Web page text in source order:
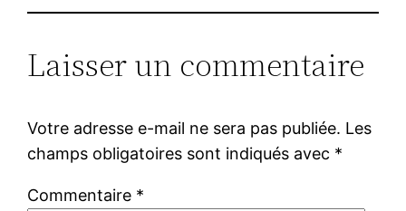
Laisser un commentaire
Votre adresse e-mail ne sera pas publiée. Les
champs obligatoires sont indiqués avec *
Commentaire *